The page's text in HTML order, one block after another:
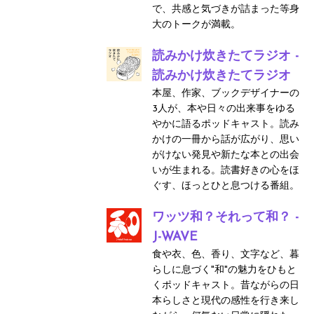
で、共感と気づきが詰まった等身
大のトークが満載。
読みかけ炊きたてラジオ -
読みかけ炊きたてラジオ
本屋、作家、ブックデザイナーの
3人が、本や日々の出来事をゆる
やかに語るポッドキャスト。読み
かけの一冊から話が広がり、思い
がけない発見や新たな本との出会
いが生まれる。読書好きの心をほ
ぐす、ほっとひと息つける番組。
ワッツ和？それって和？ -
J-WAVE
食や衣、色、香り、文字など、暮
らしに息づく"和"の魅力をひもと
くポッドキャスト。昔ながらの日
本らしさと現代の感性を行き来し